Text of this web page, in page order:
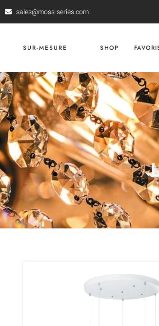
sales@moss-series.com
SUR-MESURE SHOP